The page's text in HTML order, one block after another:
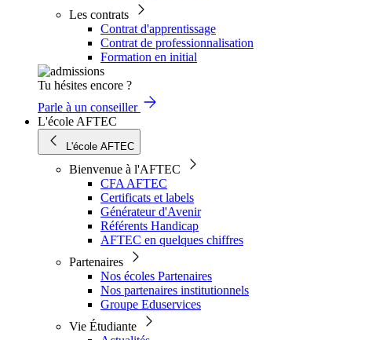
Les contrats
Contrat d'apprentissage
Contrat de professionnalisation
Formation en initial
Tu hésites encore ?
Parle à un conseiller
L'école AFTEC
L'école AFTEC
Bienvenue à l'AFTEC
CFA AFTEC
Certificats et labels
Générateur d'Avenir
Référents Handicap
AFTEC en quelques chiffres
Partenaires
Nos écoles Partenaires
Nos partenaires institutionnels
Groupe Eduservices
Vie Étudiante